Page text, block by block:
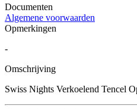
Documenten
Algemene voorwaarden
Opmerkingen
-
Omschrijving
Swiss Nights Verkoelend Tencel